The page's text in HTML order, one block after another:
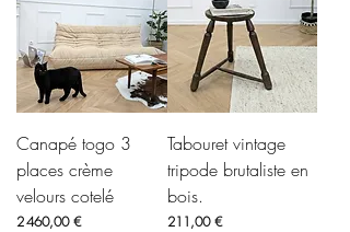
Canapé togo 3
places crème
velours cotelé
Prix
2 460,00 €
Tabouret vintage
tripode brutaliste en
bois.
Prix
211,00 €